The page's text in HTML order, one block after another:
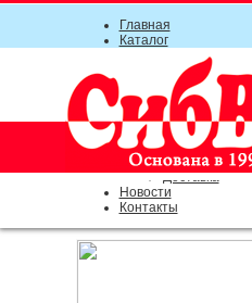
Главная
Каталог
Информация
О компании
Условия
Инструкция
Документы
Оплата
Доставка
Новости
Контакты